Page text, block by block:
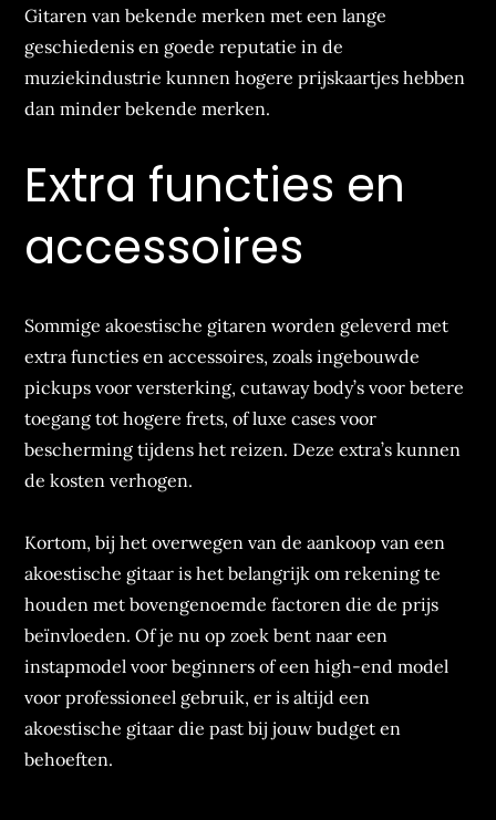
Gitaren van bekende merken met een lange
geschiedenis en goede reputatie in de
muziekindustrie kunnen hogere prijskaartjes hebben
dan minder bekende merken.
Extra functies en
accessoires
Sommige akoestische gitaren worden geleverd met
extra functies en accessoires, zoals ingebouwde
pickups voor versterking, cutaway body’s voor betere
toegang tot hogere frets, of luxe cases voor
bescherming tijdens het reizen. Deze extra’s kunnen
de kosten verhogen.
Kortom, bij het overwegen van de aankoop van een
akoestische gitaar is het belangrijk om rekening te
houden met bovengenoemde factoren die de prijs
beïnvloeden. Of je nu op zoek bent naar een
instapmodel voor beginners of een high-end model
voor professioneel gebruik, er is altijd een
akoestische gitaar die past bij jouw budget en
behoeften.